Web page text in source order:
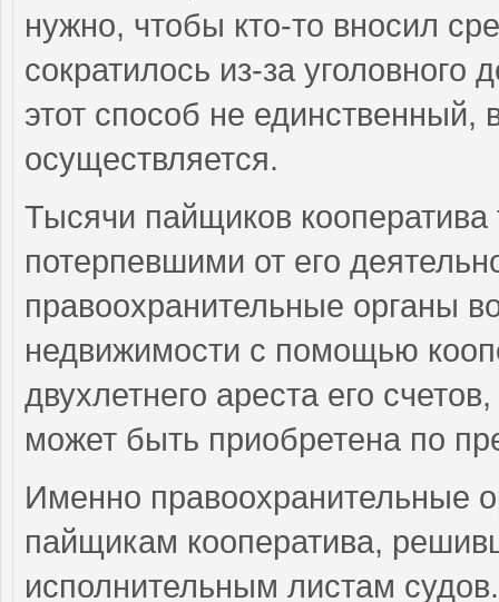
нужно, чтобы кто-то вносил
сократилось из-за
этот способ не единственный,
осуществляется.
Тысячи пайщиков
потерпевшими от его
правоохранительные органы
недвижимости с помощью
двухлетнего ареста его
может быть приобретена по
Именно правоохранительные
пайщикам кооператива,
исполнительным листам